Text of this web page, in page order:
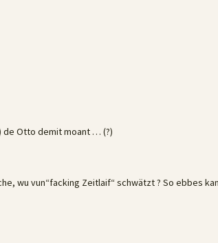
de Otto demit moant … (?)
wu vun“facking Zeitlaif“ schwätzt ? So ebbes